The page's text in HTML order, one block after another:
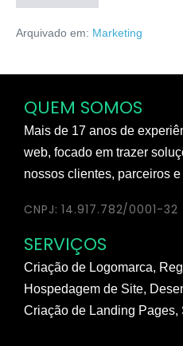
Arquivado em: Marketing
QUEM SOMOS
Mais de 17 anos de
web, focado em trazer
nossos clientes, parceiros
CNPJ: 14.917.782/0001-32
SERVIÇOS
Criação de Logomarca,
Hospedagem de Site,
Criação de Landing Pages,